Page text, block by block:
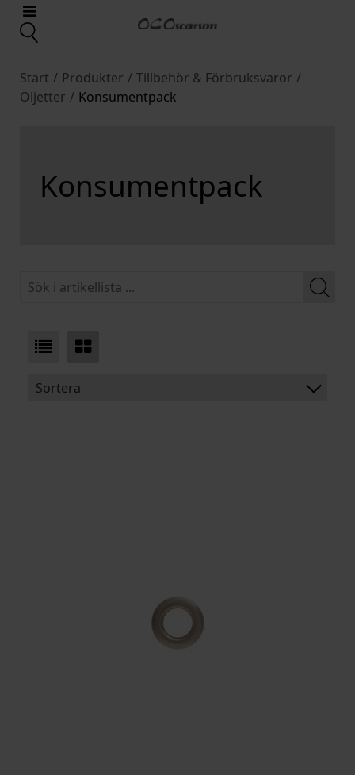
Start / Produkter / Tillbehör & Förbruksvaror /
Öljetter / Konsumentpack
Konsumentpack
Sortera